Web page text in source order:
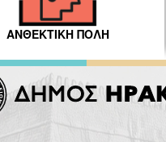
ΑΝΘΕΚΤΙΚΗ ΠΟΛΗ